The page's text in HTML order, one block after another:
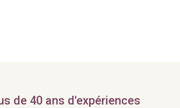
de 40 ans d'expériences